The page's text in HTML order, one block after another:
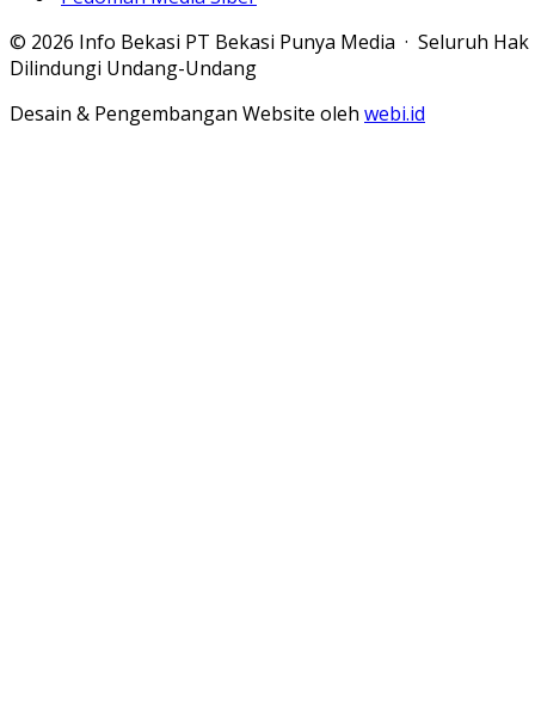
© 2026 Info Bekasi PT Bekasi Punya Media · Seluruh Hak
Dilindungi Undang-Undang
Desain & Pengembangan Website oleh webi.id